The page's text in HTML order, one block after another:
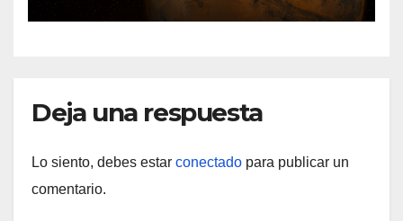
Deja una respuesta
Lo siento, debes estar conectado para publicar un
comentario.